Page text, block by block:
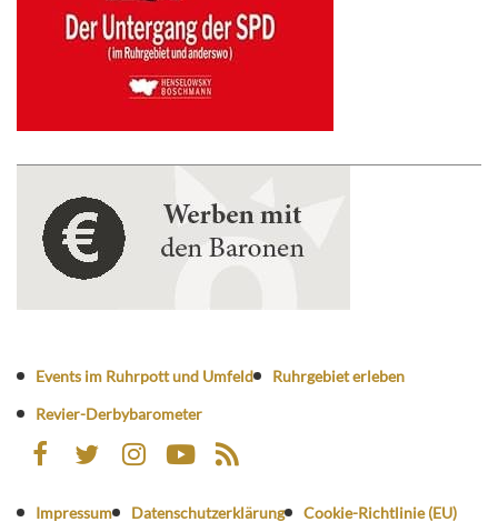
Events im Ruhrpott und Umfeld
Ruhrgebiet erleben
Revier-Derbybarometer
Impressum Datenschutzerklärung Cookie-Richtlinie (EU)